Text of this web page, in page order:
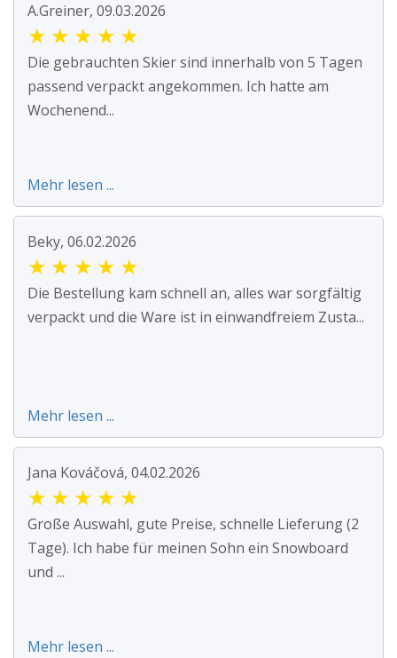
A.Greiner, 09.03.2026
★ ★ ★ ★ ★
Die gebrauchten Skier sind innerhalb von 5 Tagen
passend verpackt angekommen. Ich hatte am
Wochenend...
Mehr lesen ...
Beky, 06.02.2026
★ ★ ★ ★ ★
Die Bestellung kam schnell an, alles war sorgfältig
verpackt und die Ware ist in einwandfreiem Zusta...
Mehr lesen ...
Jana Kováčová, 04.02.2026
★ ★ ★ ★ ★
Große Auswahl, gute Preise, schnelle Lieferung (2
Tage). Ich habe für meinen Sohn ein Snowboard
und ...
Mehr lesen ...